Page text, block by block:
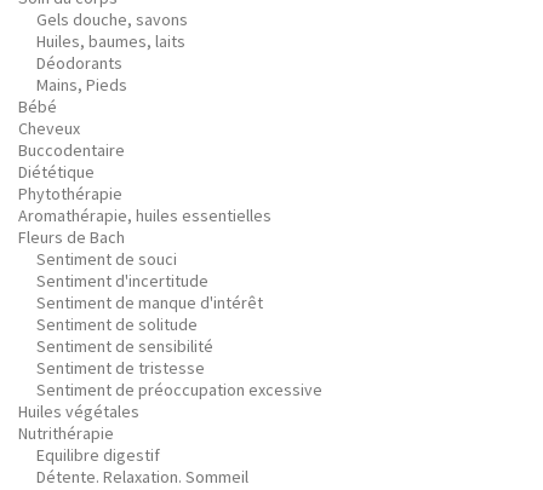
Gels douche, savons
Huiles, baumes, laits
Déodorants
Mains, Pieds
Bébé
Cheveux
Buccodentaire
Diététique
Phytothérapie
Aromathérapie, huiles essentielles
Fleurs de Bach
Sentiment de souci
Sentiment d'incertitude
Sentiment de manque d'intérêt
Sentiment de solitude
Sentiment de sensibilité
Sentiment de tristesse
Sentiment de préoccupation excessive
Huiles végétales
Nutrithérapie
Equilibre digestif
Détente. Relaxation. Sommeil